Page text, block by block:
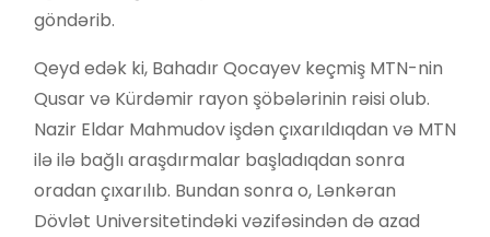
göndərib.
Qeyd edək ki, Bahadır Qocayev keçmiş MTN-nin
Qusar və Kürdəmir rayon şöbələrinin rəisi olub.
Nazir Eldar Mahmudov işdən çıxarıldıqdan və MTN
ilə ilə bağlı araşdırmalar başladıqdan sonra
oradan çıxarılıb. Bundan sonra o, Lənkəran
Dövlət Universitetindəki vəzifəsindən də azad